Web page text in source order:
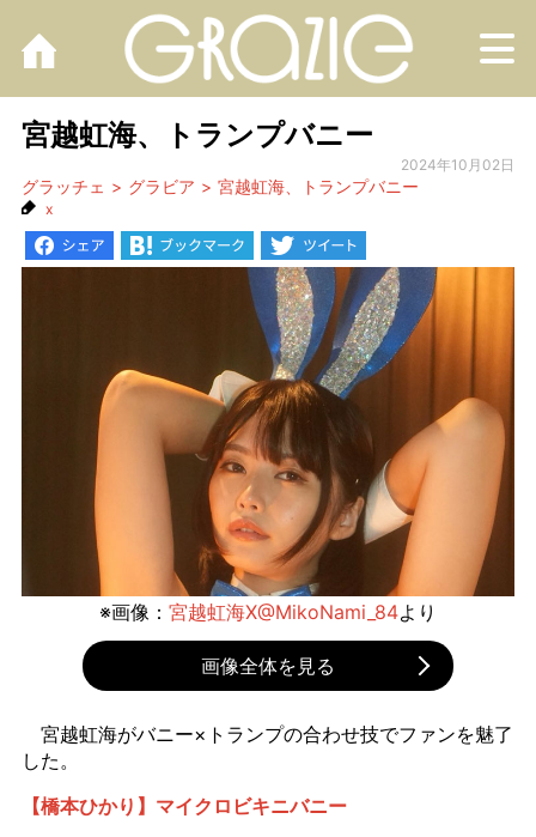
宮越虹海、トランプバニー
2024年10月02日
グラッチェ グラビア 宮越虹海、トランプバニー
x
※画像： 宮越虹海X@MikoNami_84より
画像全体を見る
宮越虹海がバニー×トランプの合わせ技でファンを魅了
した。
【橋本ひかり】マイクロビキニバニー